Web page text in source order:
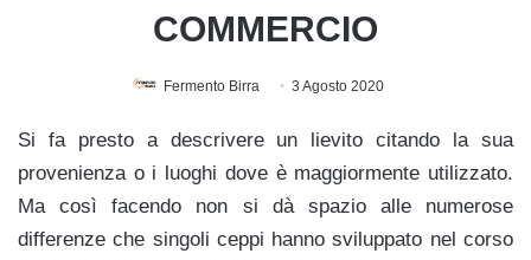
COMMERCIO
Fermento Birra 3 Agosto 2020
Si fa presto a descrivere un lievito citando la sua
provenienza o i luoghi dove è maggiormente utilizzato.
Ma così facendo non si dà spazio alle numerose
differenze che singoli ceppi hanno sviluppato nel corso